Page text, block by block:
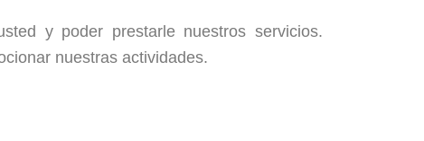
y poder prestarle nuestros servicios.
nuestras actividades.